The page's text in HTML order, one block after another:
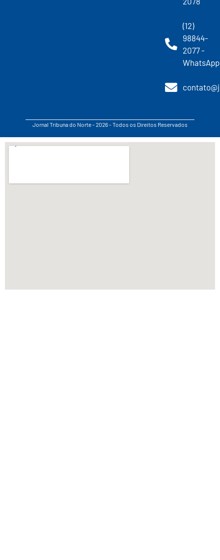
(12)
98844-
2077 -
WhatsApp
Jornal Tribuna do Norte - 2026 - Todos os Direitos Reservados